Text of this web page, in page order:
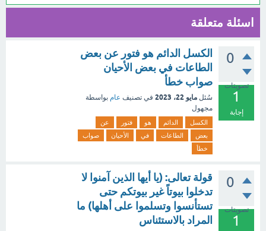
اسئلة متعلقة
0
تصويتات
1
إجابة
الكسل الدائم هو فتور عن بعض
الطاعات في بعض الأحيان
صواب خطأ
سُئل مايو 22، 2023 في تصنيف عام بواسطة
مجهول
الكسل الدائم هو فتور
عن
بعض
الطاعات في الأحيان
صواب
خطأ
0
تصويتات
1
قولة تعالى: (يا أيها الذين آمنوا لا
تدخلوا بيوتاً غير بيوتكم حتى
تستأنسوا وتسلموا على أهلها) ما
المراد بالاستئناس